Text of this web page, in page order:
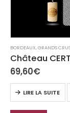
BORDEAUX,GRANDS
69,60€
LIRE LA SUITE